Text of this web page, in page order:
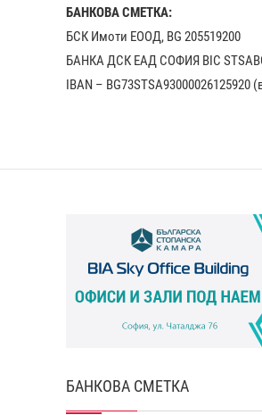
БАНКОВА СМЕТКА:
БСК Имоти ЕООД, BG 205519200
БАНКА ДСК EАД СОФИЯ BIC
IBAN – BG73STSA93000026125920
БАНКОВА СМЕТКА